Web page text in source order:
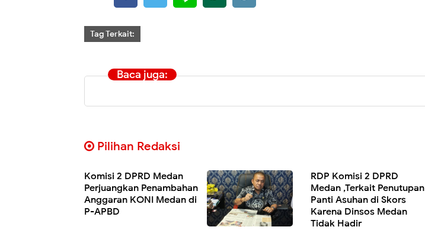
Tag Terkait:
Baca juga:
Pilihan Redaksi
Komisi 2 DPRD Medan
Perjuangkan Penambahan
Anggaran KONI Medan di
P-APBD
RDP Komisi 2 DPRD
Medan ,Terkait Penutupan
Panti Asuhan di Skors
Karena Dinsos Medan
Tidak Hadir